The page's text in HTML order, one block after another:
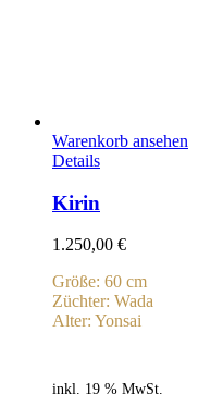
Warenkorb ansehen
Details
Kirin
1.250,00 €
Größe: 60 cm
Züchter: Wada
Alter: Yonsai
inkl. 19 % MwSt.